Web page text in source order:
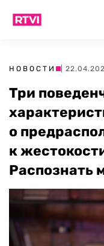
НОВОСТИ |
Три
о
к
Распознать